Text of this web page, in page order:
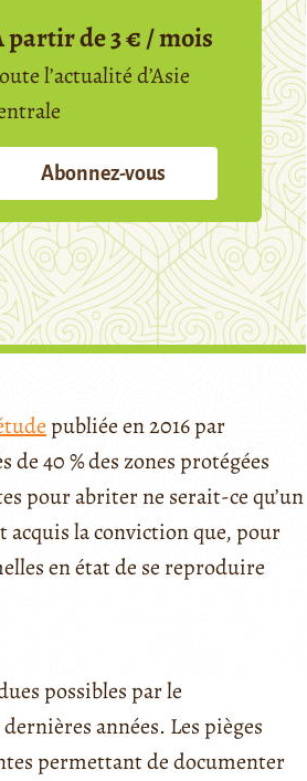
partir de 3 € / mois
l’actualité d’Asie
Abonnez-vous
publiée en 2016 par
40 % des zones protégées
pour abriter ne serait-ce qu’un
acquis la conviction que, pour
en état de se reproduire
possibles par le
années. Les pièges
permettant de documenter